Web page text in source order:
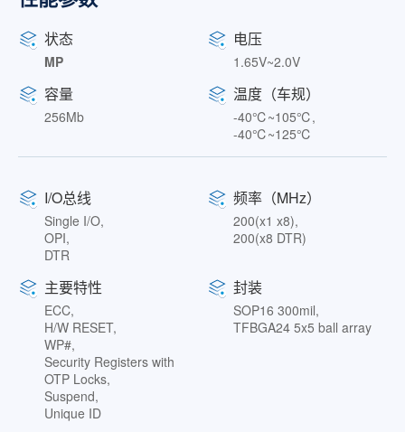
状态
MP
电压
1.65V~2.0V
容量
256Mb
温度（车规）
-40℃~105℃,
-40℃~125℃
I/O总线
Single I/O,
OPI,
DTR
频率（MHz）
200(x1 x8),
200(x8 DTR)
主要特性
ECC,
H/W RESET,
WP#,
Security Registers with
OTP Locks,
Suspend,
Unique ID
封装
SOP16 300mil,
TFBGA24 5x5 ball array